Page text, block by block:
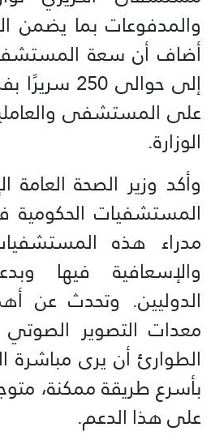
والمدفوعات بما يضمن
إلى حوالى
على المستشفى
الوزارة.
وأكد وزير الصحة
المستشفيات الحكومية
مدراء هذه
والإسعافية فيها
الدوليين. وتحدث عن
معدات التصوير
الطوارئ أن يرى
بأسرع طريقة ممكنة،
على هذا الدعم.